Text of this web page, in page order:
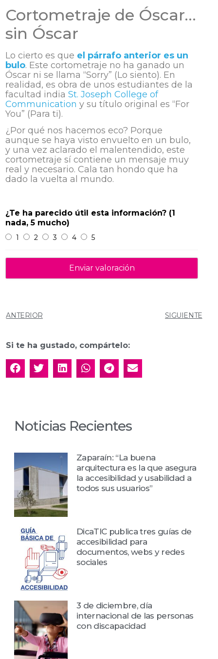
Cortometraje de Óscar…
sin Óscar
Lo cierto es que el párrafo anterior es un
bulo. Este cortometraje no ha ganado un
Óscar ni se llama “Sorry” (Lo siento). En
realidad, es obra de unos estudiantes de la
facultad indiaSt. Joseph College of
Communication y su título original es “For
You” (Para ti).
¿Por qué nos hacemos eco? Porque
aunque se haya visto envuelto en un bulo,
y una vez aclarado el malentendido, este
cortometraje sí contiene un mensaje muy
real y necesario. Cala tan hondo que ha
dado la vuelta al mundo.
¿Te ha parecido útil esta información? (1
nada, 5 mucho)
1 2 3 4 5
ANTERIOR SIGUIENTE
Si te ha gustado, compártelo:
Noticias Recientes
Zaparaín: “La buena
arquitectura es la que asegura
la accesibilidad y usabilidad a
todos sus usuarios”
DicaTIC publica tres guías de
accesibilidad para
documentos, webs y redes
sociales
3 de diciembre, día
internacional de las personas
con discapacidad